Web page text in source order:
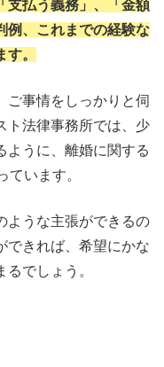
支払う義務」、「金額
例、これまでの経験な
。
ご事情をしっかりと伺
ト法律事務所では、少
ように、離婚に関する
ています。
ような主張ができるの
できれば、希望にかな
でしょう。